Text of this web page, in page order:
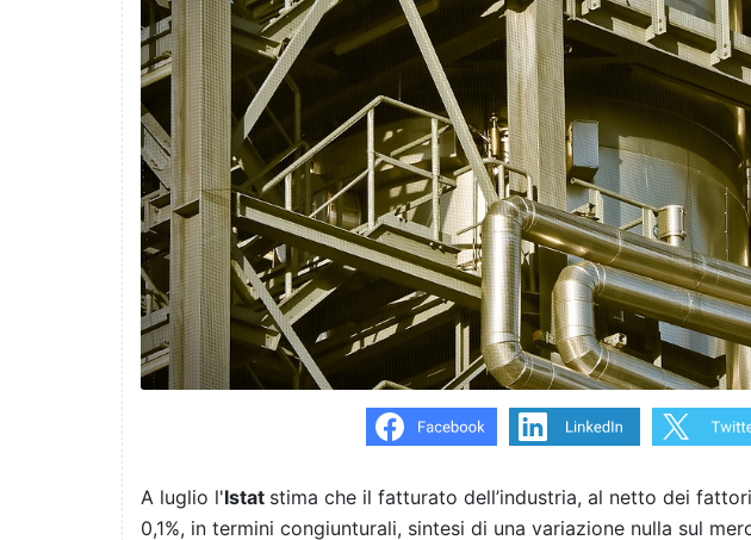
A luglio l'Istat stima che il fatturato dell’industria, al netto dei
0,1%, in termini congiunturali, sintesi di una variazione nulla sul